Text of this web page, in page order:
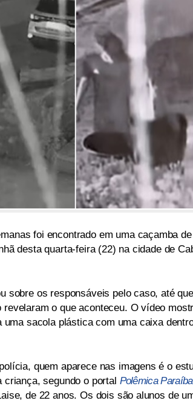
foi encontrado em uma caçamba
desta quarta-feira (22) na cidade de
sobre os responsáveis pelo caso, até
revelaram o que aconteceu. O vídeo
uma sacola plástica com uma caixa
quem aparece nas imagens é o
criança, segundo o portal Polêmica Paraíba
de 22 anos. Os dois são alunos de